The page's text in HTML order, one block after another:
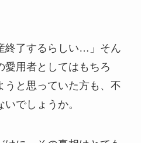
終了するらしい…」そん
愛用者としてはもちろ
うと思っていた方も、不
でしょうか。